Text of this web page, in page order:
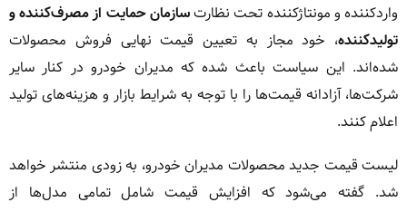
واردکننده و مونتاژکننده تحت نظارتسازمان حمایت از مصرف‌کننده و
تولیدکننده، خود مجاز به تعیین قیمت نهایی فروش محصولات
شده‌اند. این سیاست باعث شده که مدیران خودرو در کنار سایر
شرکت‌ها، آزادانه قیمت‌ها را با توجه به شرایط بازار و هزینه‌های تولید
اعلام کنند.
لیست قیمت جدید محصولات مدیران خودرو، به زودی منتشر خواهد
شد. گفته می‌شود که افزایش قیمت شامل تمامی مدل‌ها از